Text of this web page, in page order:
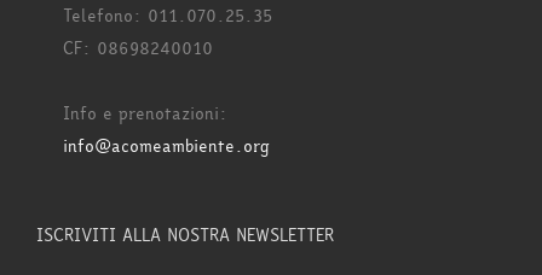
Telefono: 011.070.25.35
CF: 08698240010
Info e prenotazioni:
info@acomeambiente.org
ISCRIVITI ALLA NOSTRA NEWSLETTER